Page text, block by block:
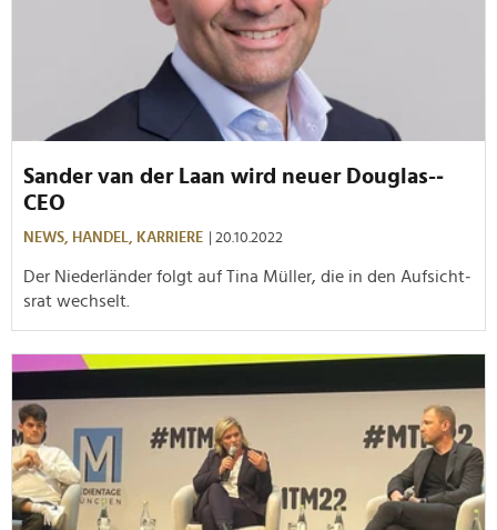
San­der­ va­n d­er ­Laa­n w­ird­ neuer Douglas-­
CEO
NEWS, HANDEL, KARRIERE | 20.10.2022
Der Niederländer folgt auf ­Tin­a M­üll­er, die in ­den­ Au­fsi­cht­
sra­t wechselt.